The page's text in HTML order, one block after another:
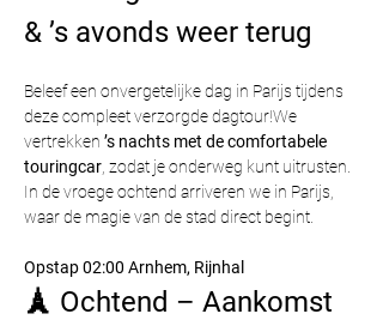
& ’s avonds weer terug
Beleef een onvergetelijke dag in Parijs tijdens
deze compleet verzorgde dagtour!We
vertrekken ’s nachts met de comfortabele
touringcar , zodat je onderweg kunt uitrusten.
In de vroege ochtend arriveren we in Parijs,
waar de magie van de stad direct begint.
Opstap 02:00 Arnhem, Rijnhal
🗼 Ochtend – Aankomst